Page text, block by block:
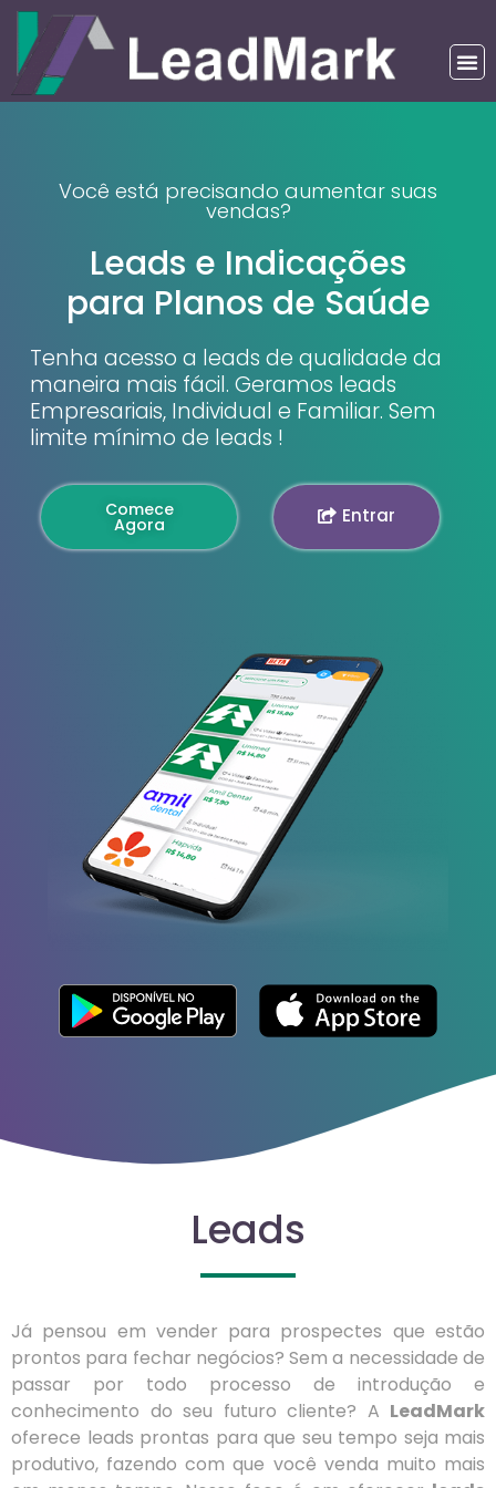
Você está precisando aumentar suas
vendas?
Leads e Indicações
para Planos de Saúde
Tenha acesso a leads de qualidade da
maneira mais fácil. Geramos leads
Empresariais, Individual e Familiar. Sem
limite mínimo de leads !
Comece
Agora Entrar
Leads
Já pensou em vender para prospectes que estão
prontos para fechar negócios? Sem a necessidade de
passar por todo processo de introdução e
conhecimento do seu futuro cliente? A LeadMark
oferece leads prontas para que seu tempo seja mais
produtivo, fazendo com que você venda muito mais